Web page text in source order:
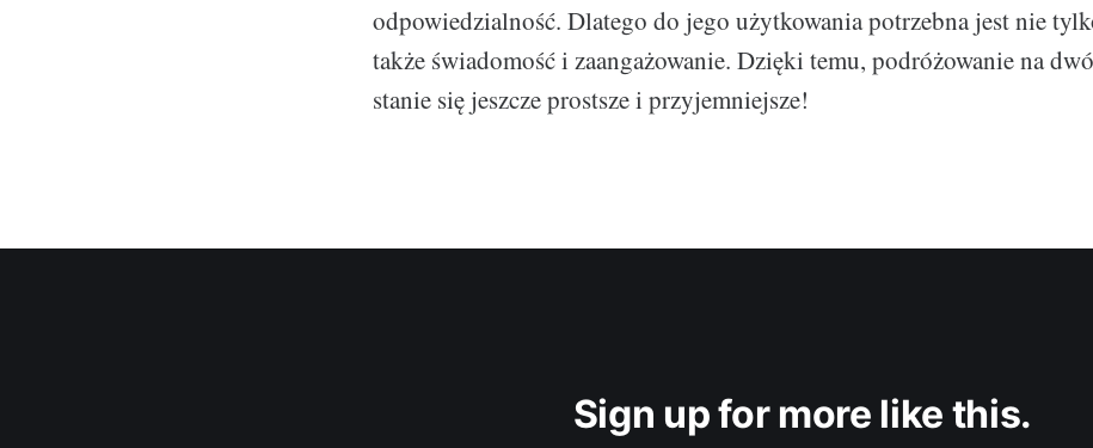
odpowiedzialność. Dlatego do jego użytkowania potrzebna jest nie
także świadomość i zaangażowanie. Dzięki temu, podróżowanie na
stanie się jeszcze prostsze i przyjemniejsze!
Sign up for more like this.